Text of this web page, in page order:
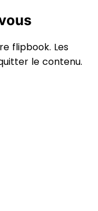
flipbook. Les
le contenu.